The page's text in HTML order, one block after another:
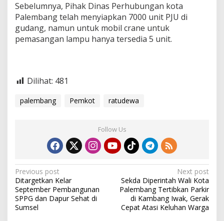
Sebelumnya, Pihak Dinas Perhubungan kota
Palembang telah menyiapkan 7000 unit PJU di
gudang, namun untuk mobil crane untuk
pemasangan lampu hanya tersedia 5 unit.
Dilihat: 481
palembang Pemkot ratudewa
Follow Us
P
o
s
Previous post
Ditargetkan Kelar
September Pembangunan
SPPG dan Dapur Sehat di
Sumsel
Next post
Sekda Diperintah Wali Kota
Palembang Tertibkan Parkir
di Kambang Iwak, Gerak
Cepat Atasi Keluhan Warga